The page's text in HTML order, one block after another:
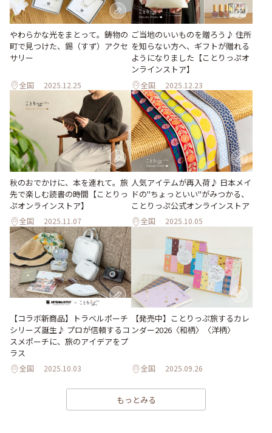
やわらかな光をまとって。鋳物の
町で見つけた、錫（すず）アクセ
サリー
全国 2025.12.25
ご当地のいいものを贈ろう♪ 住所
を知らない方へ、ギフトが贈れる
ようになりました【ことりっぷオ
ンラインストア】
全国 2025.12.23
秋のおでかけに、本を連れて。旅
先で楽しむ読書の時間【ことりっ
ぷオンラインストア】
全国 2025.11.07
人気アイテムが再入荷♪ 日本メイ
ドの"ちょっといい"がみつかる、
ことりっぷ公式オンラインストア
全国 2025.10.05
【コラボ新商品】トラベルポーチ
シリーズ誕生♪ プロが信頼するコ
スメポーチに、旅のアイデアをプ
ラス
全国 2025.10.03
【発売中】ことりっぷ旅するカレ
ンダー2026〈和柄〉〈洋柄〉
全国 2025.09.26
もっとみる